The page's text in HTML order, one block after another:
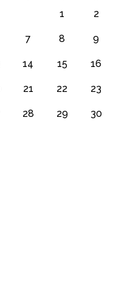
1 2
7 8 9
14 15 16
21 22 23
28 29 30